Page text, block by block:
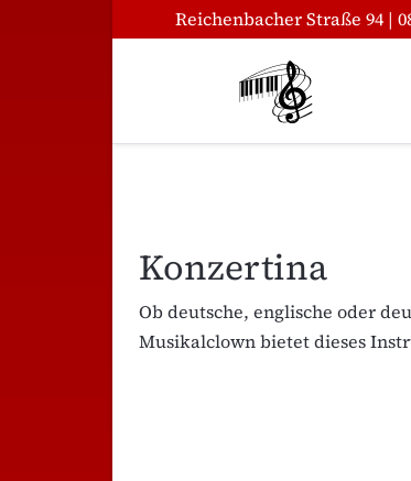
Reichenbacher Straße 94 |
Konzertina
Ob deutsche, englische oder
Musikalclown bietet dieses